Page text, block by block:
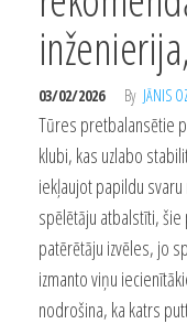
03/02/2026 By JĀNIS
Tūres pretbalansētie
klubi, kas uzlabo
iekļaujot papildu
spēlētāju atbalstīti,
patērētāju izvēles, jo
izmanto viņu
nodrošina, ka katrs